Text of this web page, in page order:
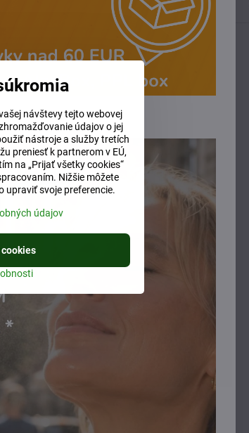
návštevy tejto webovej
údajov o jej
nástroje a služby tretích
preniesť k partnerom v EÚ,
na „Prijať všetky cookies“
Nižšie môžete
upraviť svoje preferencie.
údajov